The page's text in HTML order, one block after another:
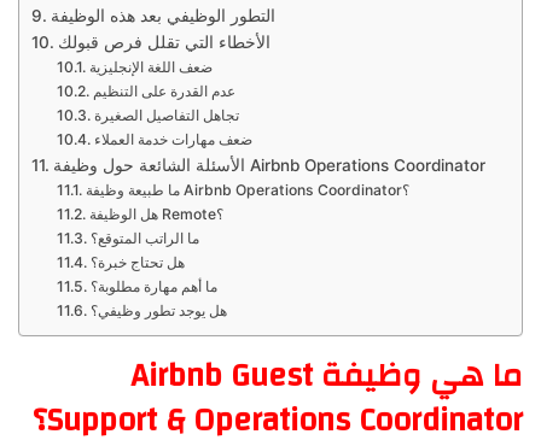
التطور الوظيفي بعد هذه الوظيفة
الأخطاء التي تقلل فرص قبولك
ضعف اللغة الإنجليزية
عدم القدرة على التنظيم
تجاهل التفاصيل الصغيرة
ضعف مهارات خدمة العملاء
الأسئلة الشائعة حول وظيفة Airbnb Operations Coordinator
ما طبيعة وظيفة Airbnb Operations Coordinator؟
هل الوظيفة Remote؟
ما الراتب المتوقع؟
هل تحتاج خبرة؟
ما أهم مهارة مطلوبة؟
هل يوجد تطور وظيفي؟
ما هي وظيفة Airbnb Guest
Support & Operations Coordinator؟